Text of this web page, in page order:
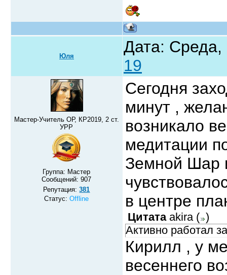
Юля
Дата:
19
Мастер-Учитель ОР, КР2019, 2 ст.
УРР
Группа: Мастер
Сообщений:907
Репутация:381
Статус:Offline
Сегодня
минут ,
возникало
медитации
Земной Шар
в центре
Цитата akira ( )
Активно работал
Кирилл , у
весеннего